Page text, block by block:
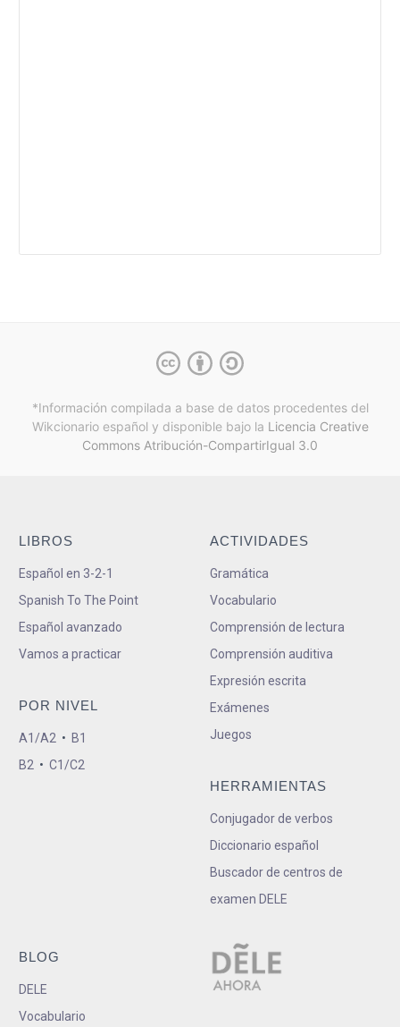
*Información compilada a base de datos procedentes del
Wikcionario español y disponible bajo la Licencia Creative
Commons Atribución-CompartirIgual 3.0
LIBROS
Español en 3-2-1
Spanish To The Point
Español avanzado
Vamos a practicar
POR NIVEL
A1/A2 • B1
B2 • C1/C2
ACTIVIDADES
Gramática
Vocabulario
Comprensión de lectura
Comprensión auditiva
Expresión escrita
Exámenes
Juegos
HERRAMIENTAS
Conjugador de verbos
Diccionario español
Buscador de centros de
examen DELE
BLOG
DELE
Vocabulario